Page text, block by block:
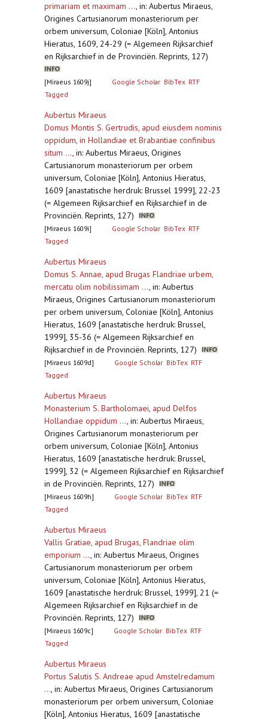
primariam et maximam ..., in: Aubertus Miraeus,
Origines Cartusianorum monasteriorum per
orbem universum, Coloniae [Köln], Antonius
Hieratus, 1609, 24-29 (= Algemeen Rijksarchief
en Rijksarchief in de Provinciën. Reprints, 127)
[Miraeus 1609j] Google Scholar BibTex RTF
Tagged
Aubertus Miraeus
Domus Montis S. Gertrudis, apud eiusdem nominis
oppidum, in Hollandiae et Brabantiae confinibus
situm ..., in: Aubertus Miraeus, Origines
Cartusianorum monasteriorum per orbem
universum, Coloniae [Köln], Antonius Hieratus,
1609 [anastatische herdruk: Brussel 1999], 22-23
(= Algemeen Rijksarchief en Rijksarchief in de
Provinciën. Reprints, 127)
[Miraeus 1609i] Google Scholar BibTex RTF
Tagged
Aubertus Miraeus
Domus S. Annae, apud Brugas Flandriae urbem,
mercatu olim nobilissimam ..., in: Aubertus
Miraeus, Origines Cartusianorum monasteriorum
per orbem universum, Coloniae [Köln], Antonius
Hieratus, 1609 [anastatische herdruk: Brussel,
1999], 35-36 (= Algemeen Rijksarchief en
Rijksarchief in de Provinciën. Reprints, 127)
[Miraeus 1609d] Google Scholar BibTex RTF
Tagged
Aubertus Miraeus
Monasterium S. Bartholomaei, apud Delfos
Hollandiae oppidum ..., in: Aubertus Miraeus,
Origines Cartusianorum monasteriorum per
orbem universum, Coloniae [Köln], Antonius
Hieratus, 1609 [anastatische herdruk: Brussel,
1999], 32 (= Algemeen Rijksarchief en Rijksarchief
in de Provinciën. Reprints, 127)
[Miraeus 1609h] Google Scholar BibTex RTF
Tagged
Aubertus Miraeus
Vallis Gratiae, apud Brugas, Flandriae olim
emporium ..., in: Aubertus Miraeus, Origines
Cartusianorum monasteriorum per orbem
universum, Coloniae [Köln], Antonius Hieratus,
1609 [anastatische herdruk: Brussel, 1999], 21 (=
Algemeen Rijksarchief en Rijksarchief in de
Provinciën. Reprints, 127)
[Miraeus 1609c] Google Scholar BibTex RTF
Tagged
Aubertus Miraeus
Portus Salutis S. Andreae apud Amstelredamum
..., in: Aubertus Miraeus, Origines Cartusianorum
monasteriorum per orbem universum, Coloniae
[Köln], Antonius Hieratus, 1609 [anastatische